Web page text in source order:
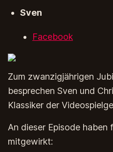
Sven
Facebook
Zum zwanzigjährigen
besprechen Sven und
Klassiker der
An dieser Episode haben
mitgewirkt: